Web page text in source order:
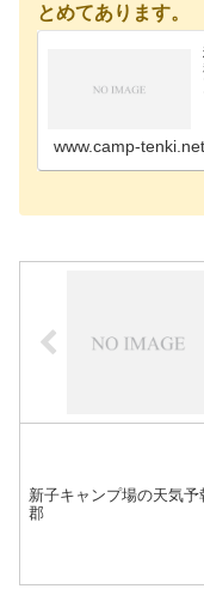
とめてあります。
www.camp-tenki.net
新子キャンプ場の天気
郡